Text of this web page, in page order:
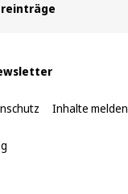
Inhalte melden